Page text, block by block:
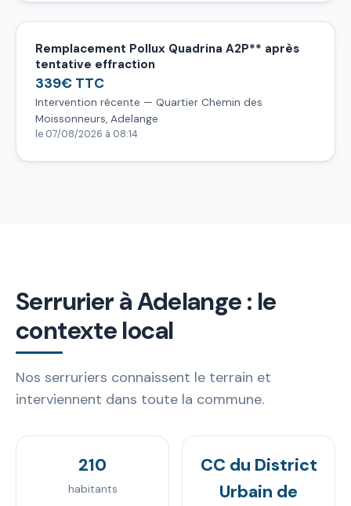
Remplacement Pollux Quadrina A2P** après
tentative effraction
339€ TTC
Intervention récente — Quartier Chemin des
Moissonneurs, Adelange
le 07/08/2026 à 08:14
Serrurier à Adelange : le
contexte local
Nos serruriers connaissent le terrain et
interviennent dans toute la commune.
210
habitants
CC du District
Urbain de